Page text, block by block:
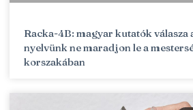
Racka-4B: magyar kutatók válasza
nyelvünk ne maradjon le a
korszakában